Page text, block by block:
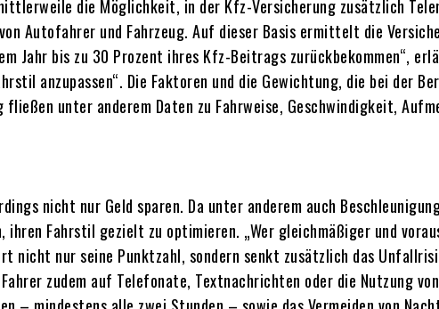
die Möglichkeit, in der Kfz-Versicherung zusätzlich
Autofahrer und Fahrzeug. Auf dieser Basis ermittelt die
Jahr bis zu 30 Prozent ihres Kfz-Beitrags zurückbekommen“,
anzupassen“. Die Faktoren und die Gewichtung, die bei der
unter anderem Daten zu Fahrweise, Geschwindigkeit,
nicht nur Geld sparen. Da unter anderem auch
Fahrstil gezielt zu optimieren. „Wer gleichmäßiger und
nicht nur seine Punktzahl, sondern senkt zusätzlich das
zudem auf Telefonate, Textnachrichten oder die Nutzung